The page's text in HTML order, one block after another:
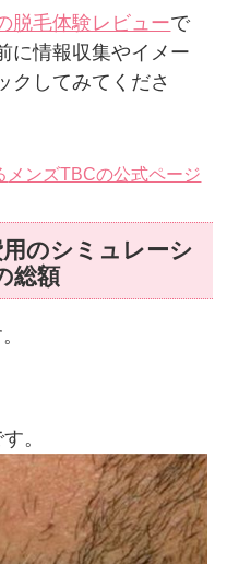
脱毛体験レビューで
に情報収集やイメー
クしてみてくださ
メンズTBCの公式ページ
のシミュレーシ
総額
。